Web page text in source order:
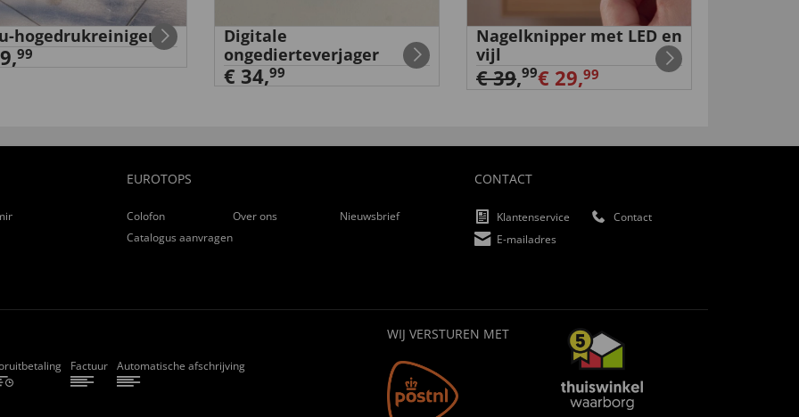
fliegen kann!!”
hogedrukreiniger
99
Digitale
ongedierteverjager
€ 34,99
Nagelknipper met LED en
vijl
€ 39,99€ 29,99
EUROTOPS
Colofon Over ons
Nieuwsbrief
Catalogus aanvragen
CONTACT
Klantenservice
Contact
E-mailadres
Factuur Automatische afschrijving
WIJ VERSTUREN MET